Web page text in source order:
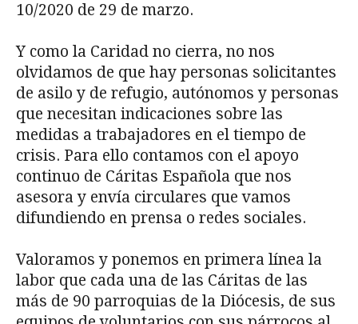
10/2020 de 29 de marzo.
Y como la Caridad no cierra, no nos
olvidamos de que hay personas solicitantes
de asilo y de refugio, autónomos y personas
que necesitan indicaciones sobre las
medidas a trabajadores en el tiempo de
crisis. Para ello contamos con el apoyo
continuo de Cáritas Española que nos
asesora y envía circulares que vamos
difundiendo en prensa o redes sociales.
Valoramos y ponemos en primera línea la
labor que cada una de las Cáritas de las
más de 90 parroquias de la Diócesis, de sus